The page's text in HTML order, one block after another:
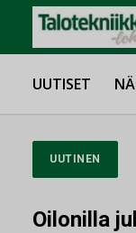
UUTISET
UUTINEN
Oilonilla